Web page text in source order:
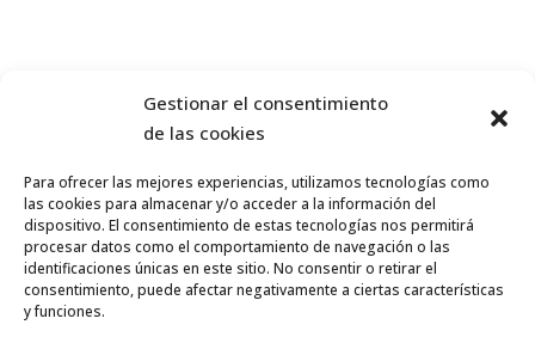
Gestionar el consentimiento
de las cookies
Para ofrecer las mejores experiencias, utilizamos tecnologías como
las cookies para almacenar y/o acceder a la información del
dispositivo. El consentimiento de estas tecnologías nos permitirá
procesar datos como el comportamiento de navegación o las
identificaciones únicas en este sitio. No consentir o retirar el
consentimiento, puede afectar negativamente a ciertas características
y funciones.